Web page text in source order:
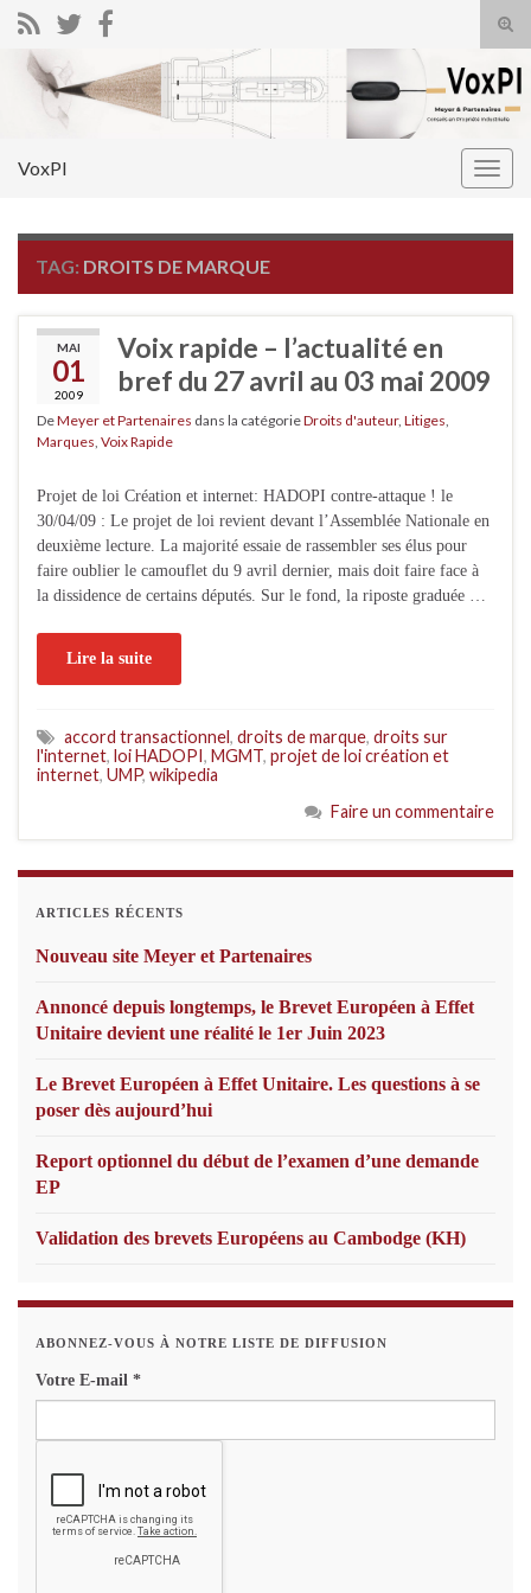
Search for:
VoxPI
TAG: DROITS DE MARQUE
MAI
01
2009
Voix rapide – l’actualité en
bref du 27 avril au 03 mai 2009
DeMeyer et Partenaires dans la catégorieDroits d'auteur, Litiges
Marques Voix Rapide
Projet de loi Création et internet: HADOPI contre-attaque ! le
30/04/09 : Le projet de loi revient devant l’Assemblée Nationale en
deuxième lecture. La majorité essaie de rassembler ses élus pour
faire oublier le camouflet du 9 avril dernier, mais doit faire face à
la dissidence de certains députés. Sur le fond, la riposte graduée …
Lire la suite
accord transactionnel, droits de marque, droits sur
l'internet, loi HADOPI, MGMT, projet de loi création et
internet, UMP, wikipedia
Faire un commentaire
ARTICLES RÉCENTS
Nouveau site Meyer et Partenaires
Annoncé depuis longtemps, le Brevet Européen à Effet
Unitaire devient une réalité le 1er Juin 2023
Le Brevet Européen à Effet Unitaire. Les questions à se
poser dès aujourd’hui
Report optionnel du début de l’examen d’une demande
EP
Validation des brevets Européens au Cambodge (KH)
ABONNEZ-VOUS À NOTRE LISTE DE DIFFUSION
Votre E-mail *